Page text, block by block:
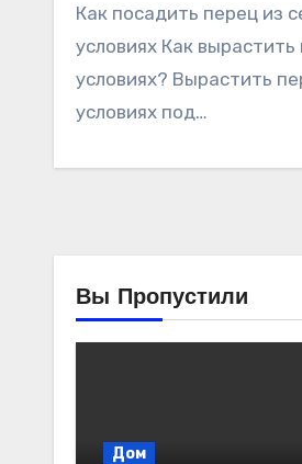
Как посадить перец из семян в домашних
условиях Как
условиях? Вырастить
условиях под…
Вы Пропустили
Дом